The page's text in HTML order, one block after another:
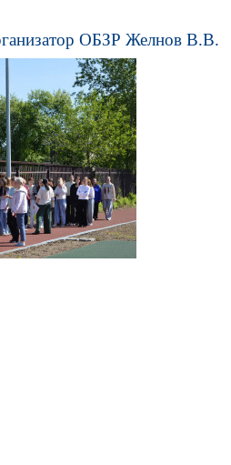
ОБЗР Желнов В.В.